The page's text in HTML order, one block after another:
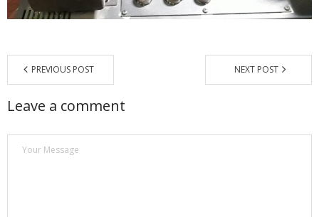
Наши работы
Отзывы
Доставка и оплата
PREVIOUS POST NEXT POST
Leave a comment